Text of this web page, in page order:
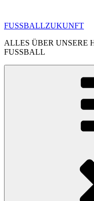
springen
FUSSBALLZUKUNFT
ALLES ÜBER UNSERE
FUSSBALL